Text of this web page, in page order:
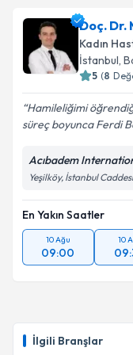
İlgili Branşlar
Op. Dr.
oluşturun. Size
takvim
Kişisel
Metni'ni
kapsamda
Doç. Dr.
Kadın
İstanbul,
5 (8
Hamileliğimi
süreç boyunca Ferdi
Acıbadem
Yeşilköy, İstanbul
En Yakın Saatler
10 Ağu
09:00
10